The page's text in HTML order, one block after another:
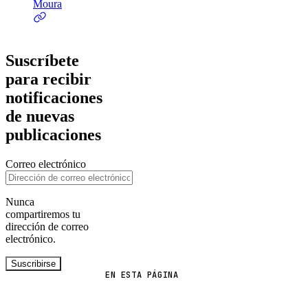
EN ESTA PÁGINA
Moura
Suscríbete
para recibir
notificaciones
de nuevas
publicaciones
Correo electrónico
Nunca
compartiremos tu
dirección de correo
electrónico.
Suscribirse